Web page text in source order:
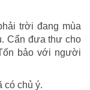
trời đang mùa
Cẩn đưa thư cho
bảo với người
có chủ ý.